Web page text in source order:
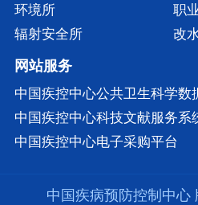
环境所
职
辐射安全所
改
网站服务
中国疾控中心公共卫生科学数
中国疾控中心科技文献服务系
中国疾控中心电子采购平台
中国疾病预防控制中心